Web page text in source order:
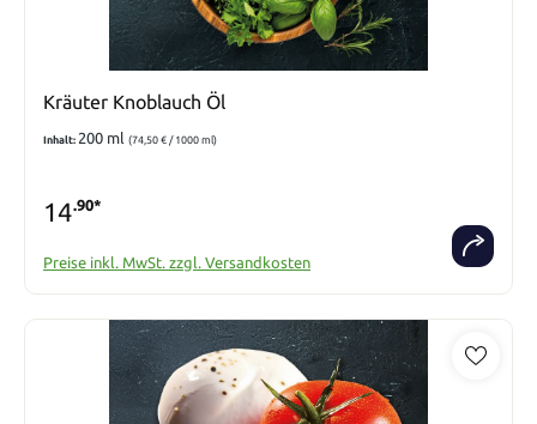
Kräuter Knoblauch Öl
Inhalt: 200 ml (74,50 € / 1000 ml)
14.90*
Preise inkl. MwSt. zzgl. Versandkosten